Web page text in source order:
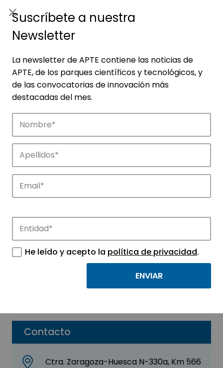
Empresas
Descubre las empresas que impulsan la
innovación en los parques de APTE.
Contacto
Ctra. Zaragoza-Huesca N-330a, Km 566
CEEI
CENTROS DE EMPRESAS
Suscríbete a nuestra
Newsletter
La newsletter de APTE contiene las noticias de
APTE, de los parques científicos y tecnológicos, y
de las convocatorias de innovación más
destacadas del mes.
He leído y acepto la política de privacidad.